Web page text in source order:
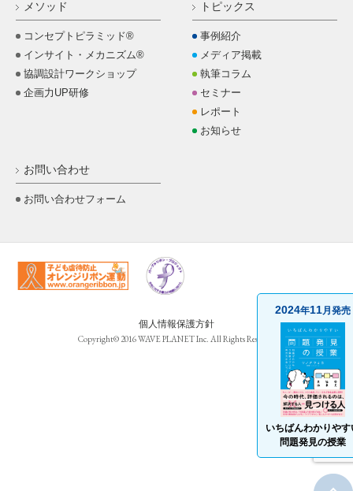
2024年11月発売
いちばんわかりやす
問題発見の授業
メソッド
コンセプトピラミッド®
インサイト・メカニズム®
協調設計ワークショップ
企画力UP研修
トピックス
事例紹介
メディア掲載
執筆コラム
セミナー
レポート
お知らせ
お問い合わせ
お問い合わせフォーム
個人情報保護方針
Copyright© 2016 WAVE PLANET Inc. All Rights Reserved